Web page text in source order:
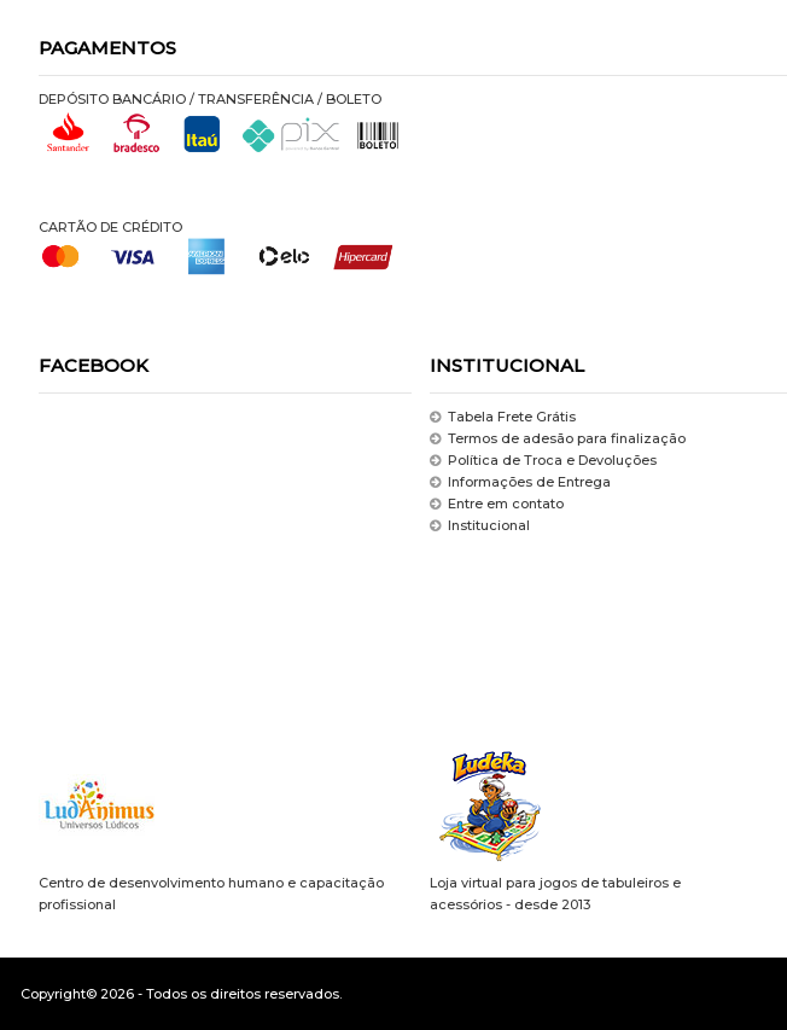
PAGAMENTOS
DEPÓSITO BANCÁRIO / TRANSFERÊNCIA / BOLETO
CARTÃO DE CRÉDITO
FACEBOOK INSTITUCIONAL
Tabela Frete Grátis
Termos de adesão para finalização
Política de Troca e Devoluções
Informações de Entrega
Entre em contato
Institucional
Centro de desenvolvimento humano e capacitação
profissional
Loja virtual para jogos de tabuleiros e
acessórios - desde 2013
Copyright© 2026 - Todos os direitos reservados.